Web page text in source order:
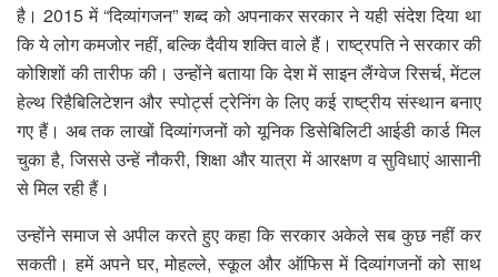
है। 2015 में “दिव्यांगजन” शब्द को अपनाकर सरकार ने यही संदेश दिया था
कि ये लोग कमजोर नहीं, बल्कि दैवीय शक्ति वाले हैं। राष्ट्रपति ने सरकार की
कोशिशों की तारीफ की। उन्होंने बताया कि देश में साइन लैंग्वेज रिसर्च, मेंटल
हेल्थ रिहैबिलिटेशन और स्पोर्ट्स ट्रेनिंग के लिए कई राष्ट्रीय संस्थान बनाए
गए हैं। अब तक लाखों दिव्यांगजनों को यूनिक डिसेबिलिटी आईडी कार्ड मिल
चुका है, जिससे उन्हें नौकरी, शिक्षा और यात्रा में आरक्षण व सुविधाएं आसानी
से मिल रही हैं।
उन्होंने समाज से अपील करते हुए कहा कि सरकार अकेले सब कुछ नहीं कर
सकती। हमें अपने घर, मोहल्ले, स्कूल और ऑफिस में दिव्यांगजनों को साथ